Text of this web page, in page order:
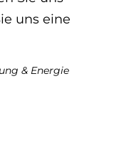
uns eine
& Energie